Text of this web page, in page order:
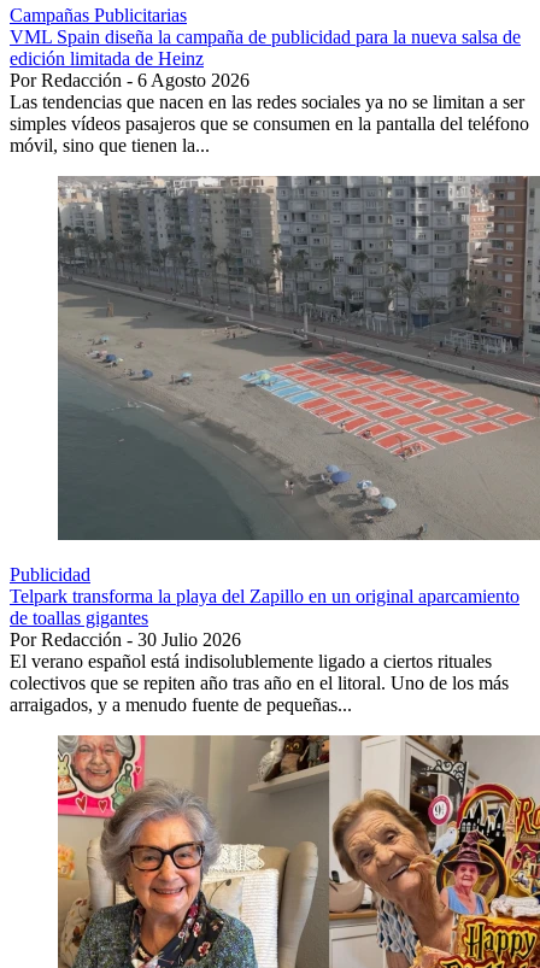
Campañas Publicitarias
VML Spain diseña la campaña de publicidad para la nueva salsa de
edición limitada de Heinz
Por Redacción - 6 Agosto 2026
Las tendencias que nacen en las redes sociales ya no se limitan a ser
simples vídeos pasajeros que se consumen en la pantalla del teléfono
móvil, sino que tienen la...
Publicidad
Telpark transforma la playa del Zapillo en un original aparcamiento
de toallas gigantes
Por Redacción - 30 Julio 2026
El verano español está indisolublemente ligado a ciertos rituales
colectivos que se repiten año tras año en el litoral. Uno de los más
arraigados, y a menudo fuente de pequeñas...